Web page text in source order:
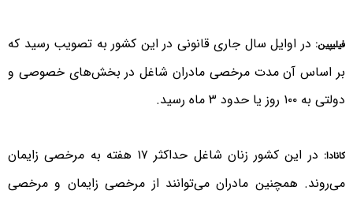
فیلیپین: در اوایل سال جاری قانونی در این کشور به تصویب رسید که
بر اساس آن مدت مرخصی مادران شاغل در بخش‌های خصوصی و
دولتی به ۱۰۰ روز یا حدود ۳ ماه رسید.
کانادا:
در این کشور زنان شاغل حداکثر ۱۷ هفته به مرخصی زایمان
می‌روند. همچنین مادران می‌توانند از مرخصی زایمان و مرخصی